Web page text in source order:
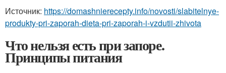
Источник: https://domashnierecepty.info/novosti/slabitelnye-
produkty-pri-zaporah-dieta-pri-zaporah-i-vzdutii-zhivota
Что нельзя есть при запоре.
Принципы питания